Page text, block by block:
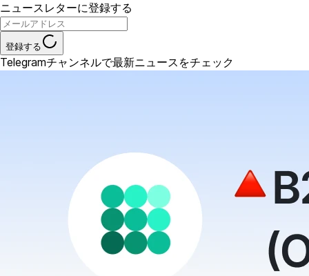
ニュースレターに登録する
登録する
Telegramチャンネルで最新ニュースをチェック